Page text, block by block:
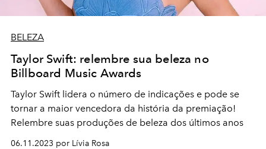
BELEZA
Taylor Swift: relembre sua beleza no
Billboard Music Awards
Taylor Swift lidera o número de indicações e pode se
tornar a maior vencedora da história da premiação!
Relembre suas produções de beleza dos últimos anos
06.11.2023 por Lívia Rosa